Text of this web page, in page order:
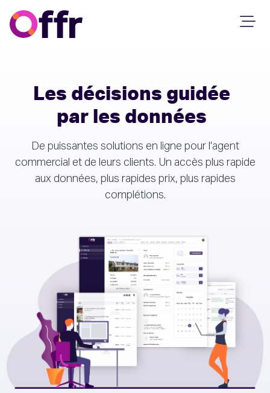
Les décisions guidée
par les données
De puissantes solutions en ligne pour l'agent
commercial et de leurs clients. Un accès plus rapide
aux données, plus rapides prix, plus rapides
complétions.